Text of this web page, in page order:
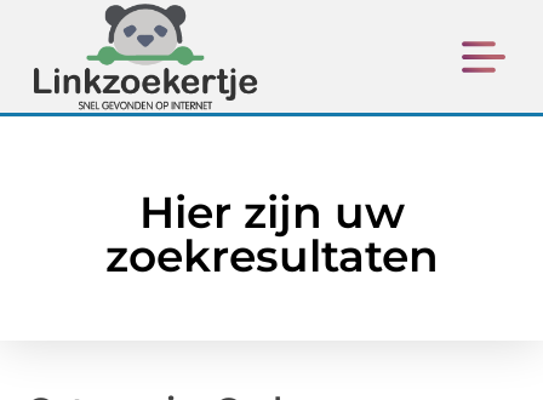
Hier zijn uw
zoekresultaten